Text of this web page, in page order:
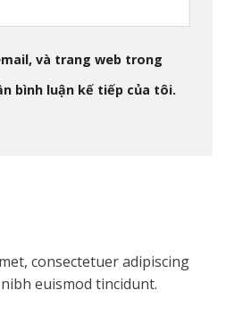
và trang web trong
bình luận kế tiếp của tôi.
consectetuer adipiscing
euismod tincidunt.